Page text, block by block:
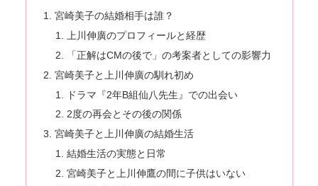
宮崎美子の結婚相手は誰？
上川伸廣のプロフィールと経歴
「正解はCMの後で」の考案者としての影響力
宮崎美子と上川伸廣の馴れ初め
ドラマ『2年B組仙八先生』での出会い
2度の再会とその後の関係
宮崎美子と上川伸廣の結婚生活
結婚生活の実態と日常
宮崎美子と上川伸鷹の間に子供はいない